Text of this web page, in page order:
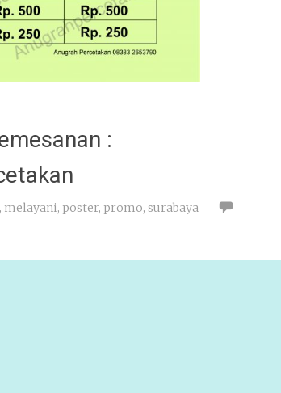
:
, melayani, poster, promo, surabaya